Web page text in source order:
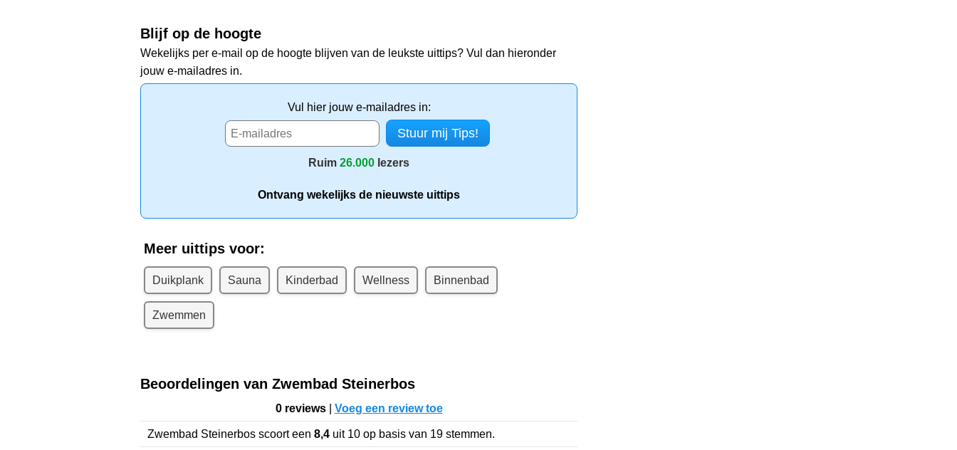
Blijf op de hoogte
Wekelijks per e-mail op de hoogte blijven van de leukste uittips? Vul dan hieronder
jouw e-mailadres in.
Vul hier jouw e-mailadres in:
Ruim 26.000 lezers
Ontvang wekelijks de nieuwste uittips
Meer uittips voor:
Duikplank Sauna Kinderbad Wellness Binnenbad
Zwemmen
Beoordelingen van Zwembad Steinerbos
0 reviews| Voeg een review toe
Zwembad Steinerbos scoort een 8,4 uit 10 op basis van 19 stemmen.